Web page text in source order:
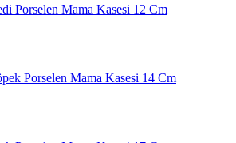
Porselen Mama Kasesi 12 Cm
Porselen Mama Kasesi 14 Cm